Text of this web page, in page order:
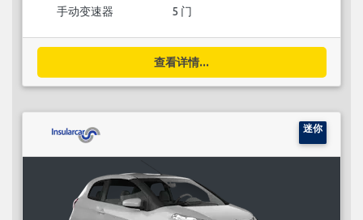
手动变速器 5 门
查看详情...
迷你